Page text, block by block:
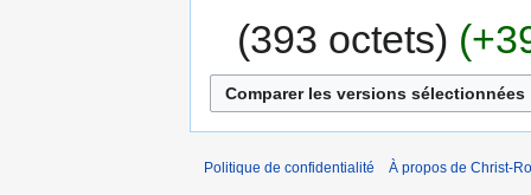
393 octets
Politique de confidentialité À propos de Christ-